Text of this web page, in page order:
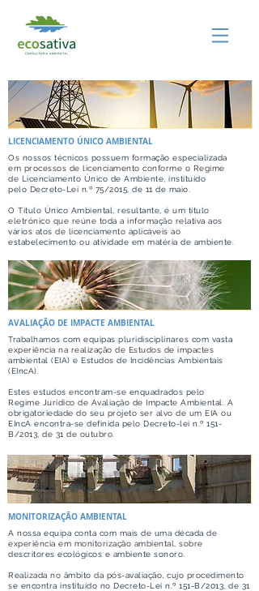
LICENCIAMENTO ÚNICO AMBIENTAL
Os nossos técnicos possuem formação especializada
em processos de licenciamento conforme o Regime
de Licenciamento Único de Ambiente, instituído
pelo Decreto-Lei n.º 75/2015 , de 11 de maio.
O Título Único Ambiental, resultante, é um título
eletrónico que reúne toda a informação relativa aos
vários atos de licenciamento aplicáveis ao
estabelecimento ou atividade em matéria de ambiente.
AVALIAÇÃO DE IMPACTE AMBIENTAL
Trabalhamos com equipas pluridisciplinares com vasta
experiência na realização de Estudos de impactes
ambiental (EIA) e Estudos de Incidências Ambientais
(EIncA).
Estes estudos encontram-se enquadrados pelo
Regime Jurídico de Avaliação de Impacte Ambiental. A
obrigatoriedade do seu projeto ser alvo de um EIA ou
EIncA encontra-se definida pelo Decreto-lei n.º 151-
B/2013, de 31 de outubro.
MONITORIZAÇÃO AMBIENTAL
A nossa equipa conta com mais de uma década de
experiência em monitorização ambiental, sobre
descritores ecológicos e ambiente sonoro.
Realizada no âmbito da pós-avaliação, cujo procedimento
se encontra instituído no Decreto-Lei n.º 151-B/2013, de 31